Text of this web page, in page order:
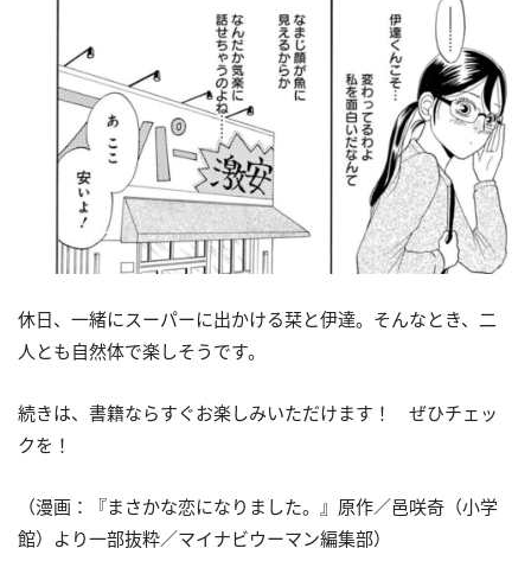
休日、一緒にスーパーに出かける栞と伊達。そんなとき、二
人とも自然体で楽しそうです。
続きは、書籍ならすぐお楽しみいただけます！ ぜひチェッ
クを！
（漫画：『まさかな恋になりました。』原作／邑咲奇（小学
館）より一部抜粋／マイナビウーマン編集部）